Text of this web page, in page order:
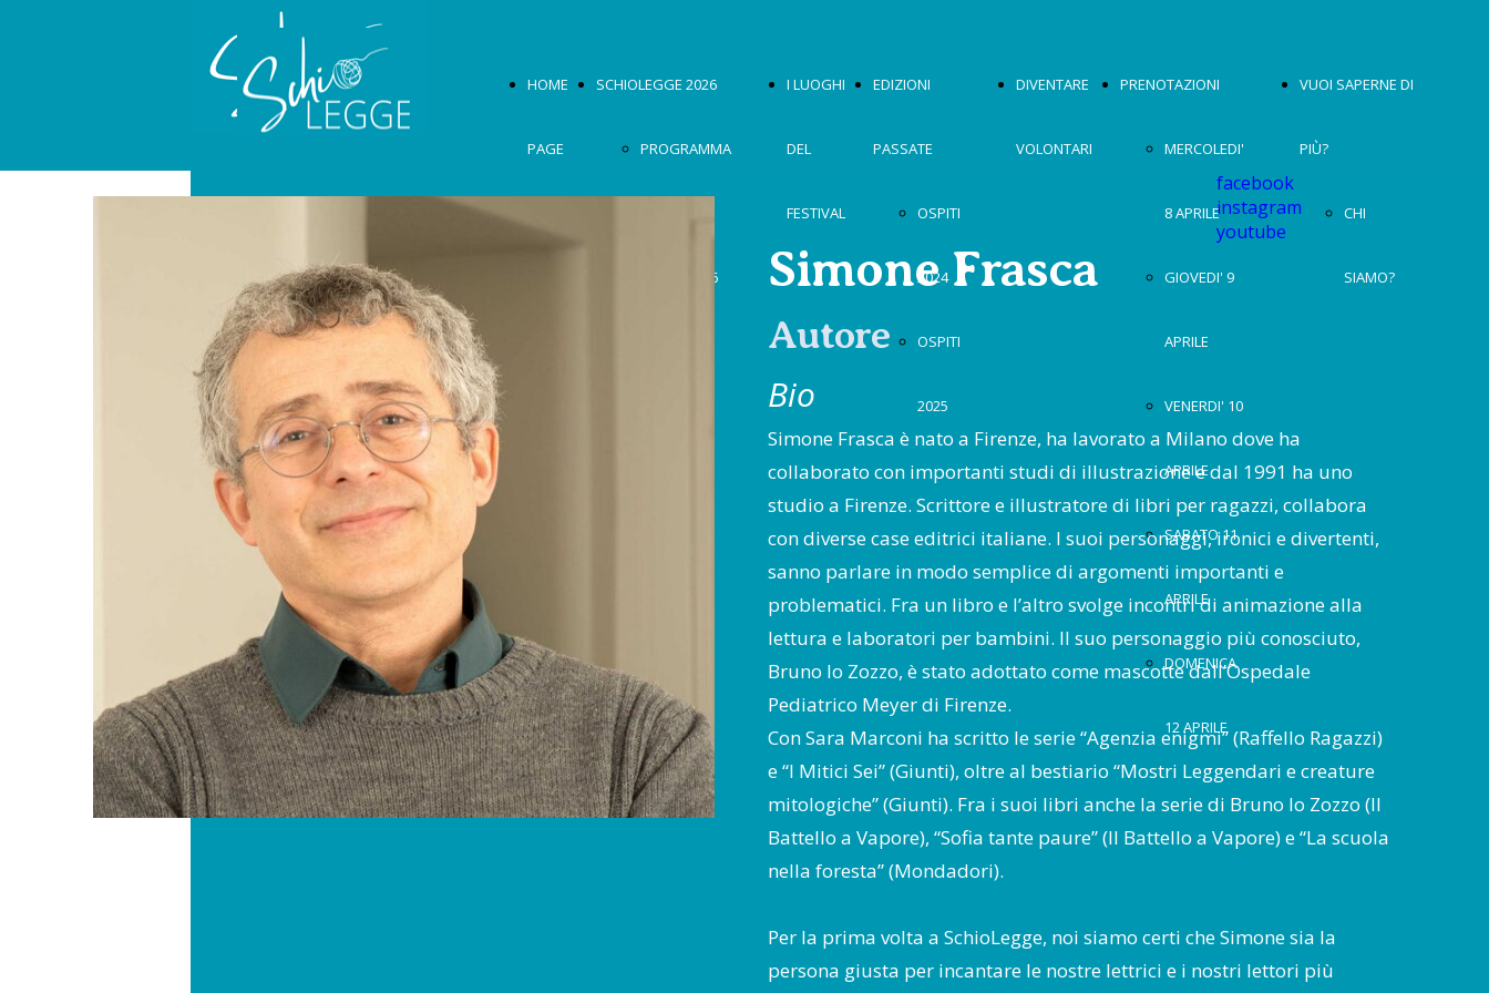
HOME
PAGE
SCHIOLEGGE 2026
PROGRAMMA
OSPITI 2026
I LUOGHI
DEL
FESTIVAL
EDIZIONI
PASSATE
OSPITI
2024
OSPITI
2025
DIVENTARE
VOLONTARI
PRENOTAZIONI
MERCOLEDI'
8 APRILE
GIOVEDI' 9
APRILE
VENERDI' 10
APRILE
SABATO 11
APRILE
DOMENICA
12 APRILE
VUOI SAPERNE DI
PIÙ?
CHI
SIAMO?
facebook
instagram
youtube
Simone Frasca
Autore
Bio
Simone Frasca è nato a Firenze, ha lavorato a Milano dove ha
collaborato con importanti studi di illustrazione e dal 1991 ha uno
studio a Firenze. Scrittore e illustratore di libri per ragazzi, collabora
con diverse case editrici italiane. I suoi personaggi, ironici e divertenti,
sanno parlare in modo semplice di argomenti importanti e
problematici. Fra un libro e l’altro svolge incontri di animazione alla
lettura e laboratori per bambini. Il suo personaggio più conosciuto,
Bruno lo Zozzo, è stato adottato come mascotte dall’Ospedale
Pediatrico Meyer di Firenze.
Con Sara Marconi ha scritto le serie “Agenzia enigmi” (Raffello Ragazzi)
e “I Mitici Sei” (Giunti), oltre al bestiario “Mostri Leggendari e creature
mitologiche” (Giunti). Fra i suoi libri anche la serie di Bruno lo Zozzo (Il
Battello a Vapore), “Sofia tante paure” (Il Battello a Vapore) e “La scuola
nella foresta” (Mondadori).
Per la prima volta a SchioLegge, noi siamo certi che Simone sia la
persona giusta per incantare le nostre lettrici e i nostri lettori più